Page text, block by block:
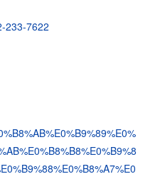
233-7622